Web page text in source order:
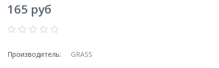
165 руб
Производитель: GRASS